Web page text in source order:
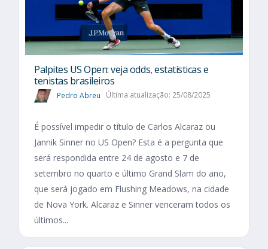
Palpites US Open: veja odds, estatísticas e
tenistas brasileiros
Pedro Abreu Última atualização: 25/08/2025
É possível impedir o título de Carlos Alcaraz ou
Jannik Sinner no US Open? Esta é a pergunta que
será respondida entre 24 de agosto e 7 de
setembro no quarto e último Grand Slam do ano,
que será jogado em Flushing Meadows, na cidade
de Nova York. Alcaraz e Sinner venceram todos os
últimos...